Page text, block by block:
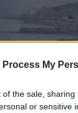
Process My
of the sale,
or sensitive